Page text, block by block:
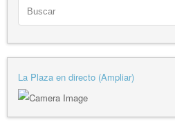
La Plaza en directo (Ampliar)